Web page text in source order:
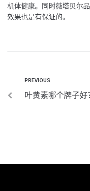
机体健康。同时薇塔贝尔
效果也是有保证的。
PREVIOUS
叶黄素哪个牌子好